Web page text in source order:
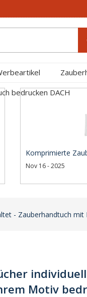
bedrucken DACH
Komprimierte
Nov 16 - 2025
- Zauberhandtuch
Motiv